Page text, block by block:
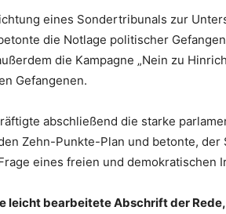
eines Sondertribunals zur
die Notlage politischer
die Kampagne „Nein zu
Gefangenen.
abschließend die starke
Zehn-Punkte-Plan und betonte, der
eines freien und demokratischen
leicht bearbeitete Abschrift der